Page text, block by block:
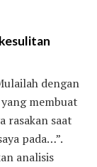
dengan
membuat
rasakan saat
pada…”.
analisis